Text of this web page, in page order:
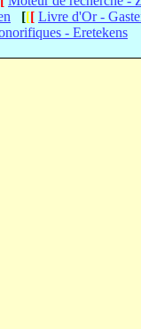
[[[ Livre d'Or -
- Eretekens